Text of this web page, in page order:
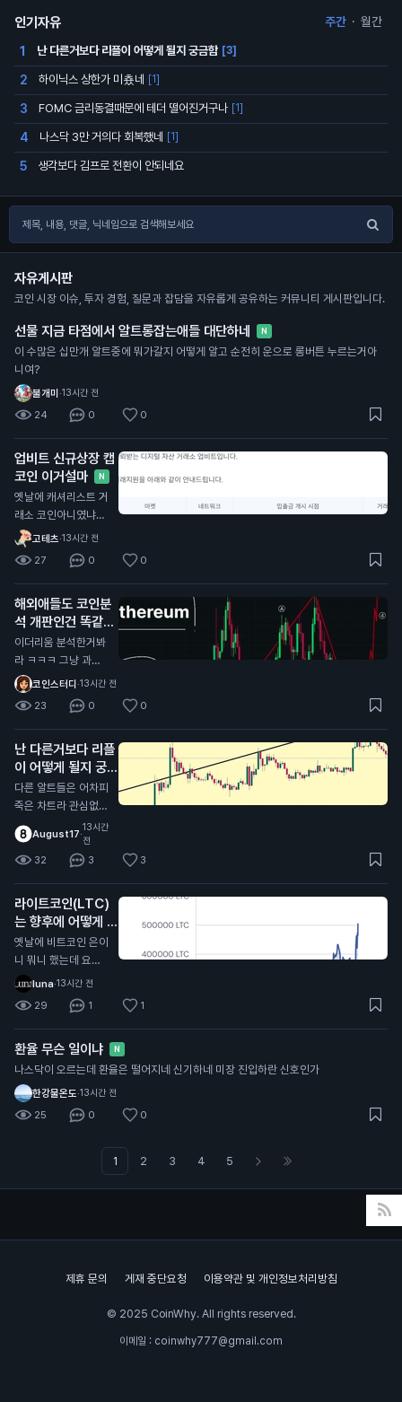
인기자유 주간 · 월간
1 난 다른거보다 리플이 어떻게 될지 궁금함 [3]
2 하이닉스 상한가 미춌네 [1]
3 FOMC 금리동결때문에 테더 떨어진거구나 [1]
4 나스닥 3만 거의다 회복했네 [1]
5 생각보다 김프로 전환이 안되네요
자유게시판
코인 시장 이슈, 투자 경험, 질문과 잡담을 자유롭게 공유하는 커뮤니티 게시판입니다.
선물 지금 타점에서 알트롱잡는애들 대단하네 N
이 수많은 십만개 알트중에 뭐가갈지 어떻게 알고 순전히 운으로 롱버튼 누르는거아
니여?
불개미·13시간 전
24 0 0
업비트 신규상장 캡
코인 이거설마
N
옛날에 캐셔리스트 거
래소 코인아니였냐?
ㅋㅋㅋ고테츠·13시간 전
27 0 0
해외애들도 코인분
석 개판인건 똑같음
N
이더리움 분석한거봐
라 ㅋㅋㅋ 그냥 과거
산모양 비슷하다고 저
기서 지지해주고 올라
갈거라고 단순하게 생
각하네 이걸 또 좋아
요를 누른애들이 많다
는게 함정
코인스터디·13시간 전
23 0 0
난 다른거보다 리플
이 어떻게 될지 궁금
함
N
다른 알트들은 어차피
죽은 차트라 관심없
고,, 리플의 최후는 어
떻게 될지 궁금함 .. 체
인링크나 아발란체처
아니면 알트중에 유일
하게 살아남아서 떡상
할지
August17·
13시간
전
32 3 3
라이트코인(LTC)
는 향후에 어떻게 될
거같음?
N
옛날에 비트코인 은이
니 뭐니 했는데 요즘
차트가 그냥 죽어가는
데..? 비트코인 캐시도
마찬가지로 '진짜 비
트코인은 사실 비트코
인캐시다!' 라고 바이
럴했는데 요즘 메이저
중에 제일 못버티는거
같고
luna·13시간 전
29 1 1
환율 무슨 일이냐 N
나스닥이 오르는데 환율은 떨어지네 신기하네 미장 진입하란 신호인가
한강물온도·13시간 전
25 0 0
1 2 3 4 5
제휴 문의 게재 중단요청 이용약관 및 개인정보처리방침
© 2025 CoinWhy. All rights reserved.
이메일 : coinwhy777@gmail.com